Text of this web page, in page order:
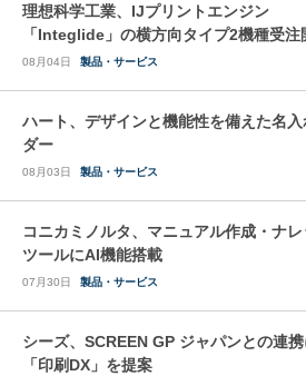
理想科学工業、IJプリントエンジン
「Integlide」の横方向タイプ2機種受注
08月04日 製品・サービス
ハート、デザインと機能性を備えた名
ダー
08月03日 製品・サービス
コニカミノルタ、マニュアル作成・ナ
ツールにAI機能搭載
07月30日 製品・サービス
シーズ、SCREEN GP ジャパンとの連
「印刷DX」を提案